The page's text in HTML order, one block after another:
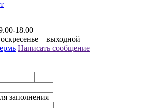
18.00
– выходной
Написать сообщение
заполнения